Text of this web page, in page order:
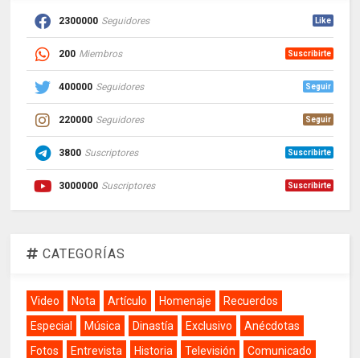
2300000 Seguidores Like
200 Miembros Suscribirte
400000 Seguidores Seguir
220000 Seguidores Seguir
3800 Suscriptores Suscribirte
3000000 Suscriptores Suscribirte
CATEGORÍAS
Video Nota Artículo Homenaje
Recuerdos
Especial
Música Dinastía Exclusivo
Anécdotas
Fotos
Entrevista Historia Televisión
Comunicado